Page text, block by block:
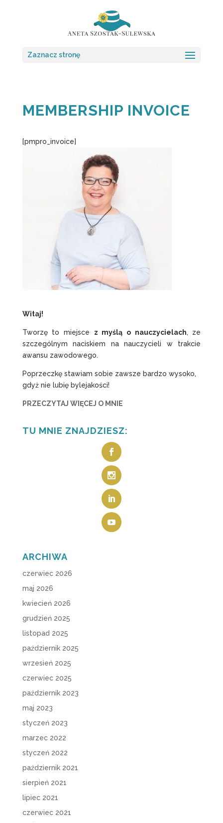
Zaznacz stronę
MEMBERSHIP INVOICE
[pmpro_invoice]
Witaj!
Tworzę to miejsce z myślą o nauczycielach, ze
szczególnym naciskiem na nauczycieli w trakcie
awansu zawodowego.
Poprzeczkę stawiam sobie zawsze bardzo wysoko,
gdyż nie lubię bylejakości!
PRZECZYTAJ WIĘCEJ O MNIE
TU MNIE ZNAJDZIESZ:
ARCHIWA
czerwiec 2026
maj 2026
kwiecień 2026
grudzień 2025
listopad 2025
październik 2025
wrzesień 2025
czerwiec 2025
październik 2023
maj 2023
styczeń 2023
marzec 2022
styczeń 2022
październik 2021
sierpień 2021
lipiec 2021
czerwiec 2021